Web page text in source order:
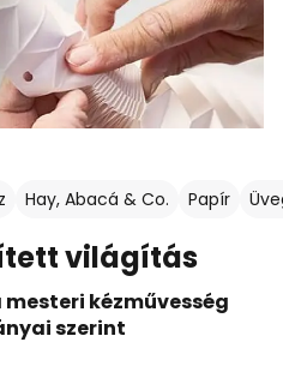
Hay, Abacá & Co. Papír
világítás
kézművesség
szerint